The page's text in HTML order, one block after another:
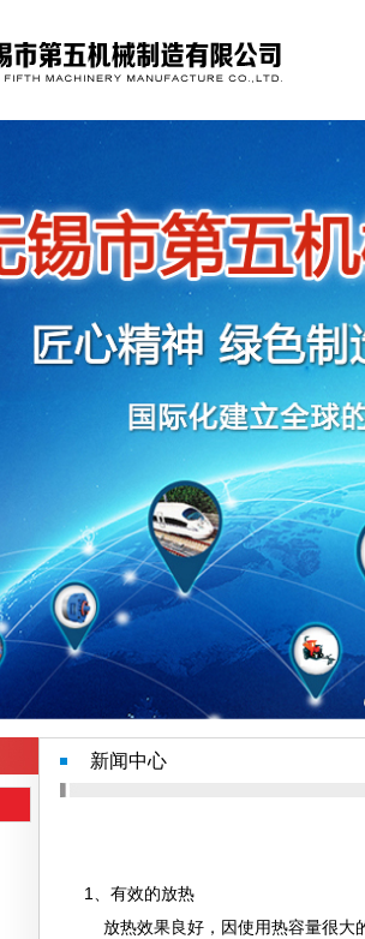
新闻中心
1、有效的放热
放热效果良好，因使用热容量很大的